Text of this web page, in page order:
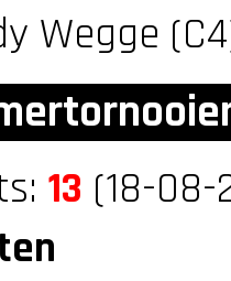
Wegge
13 (18-08-